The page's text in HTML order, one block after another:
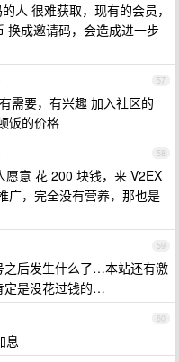
人 很难获取，现有的会员，
换成邀请码，会造成进一步
57
需要，有兴趣 加入社区的
饭的价格
58
愿意 花 200 块钱，来 V2EX
广，完全没有营养，那也是
59
之后发生什么了…本站还有激
定是没花过钱的…
60
息